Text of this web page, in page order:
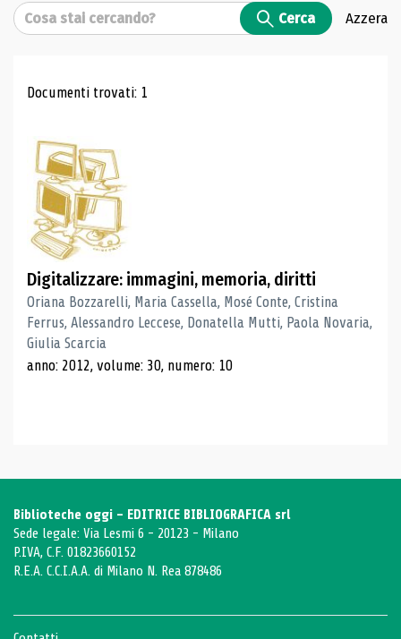
Cerca Cerca Azzera
Risultati di ricerca
Documenti trovati: 1
Digitalizzare: immagini, memoria, diritti
Oriana Bozzarelli, Maria Cassella, Mosé Conte, Cristina
Ferrus, Alessandro Leccese, Donatella Mutti, Paola Novaria,
Giulia Scarcia
anno: 2012, volume: 30, numero: 10
Biblioteche oggi - EDITRICE BIBLIOGRAFICA srl
Sede legale: Via Lesmi 6 - 20123 - Milano
P.IVA, C.F. 01823660152
R.E.A. C.C.I.A.A. di Milano N. Rea 878486